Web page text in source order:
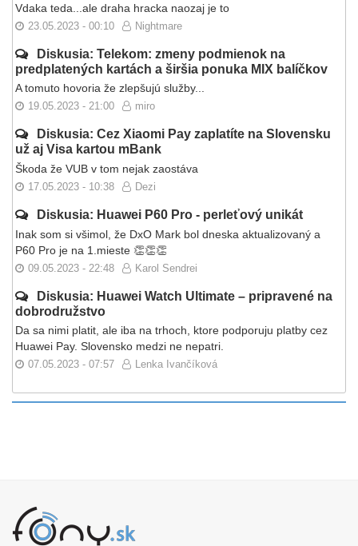
Vdaka teda...ale draha hracka naozaj je to
23.05.2023 - 00:10 Nightmare
Diskusia: Telekom: zmeny podmienok na
predplatených kartách a širšia ponuka MIX balíčkov
A tomuto hovoria že zlepšujú služby...
19.05.2023 - 21:00 miro
Diskusia: Cez Xiaomi Pay zaplatíte na Slovensku
už aj Visa kartou mBank
Škoda že VUB v tom nejak zaostáva
17.05.2023 - 10:38 Dezi
Diskusia: Huawei P60 Pro - perleťový unikát
Inak som si všimol, že DxO Mark bol dneska aktualizovaný a
P60 Pro je na 1.mieste 👏👏👏
09.05.2023 - 22:48 Karol Sendrei
Diskusia: Huawei Watch Ultimate – pripravené na
dobrodružstvo
Da sa nimi platit, ale iba na trhoch, ktore podporuju platby cez
Huawei Pay. Slovensko medzi ne nepatri.
07.05.2023 - 07:57 Lenka Ivančíková